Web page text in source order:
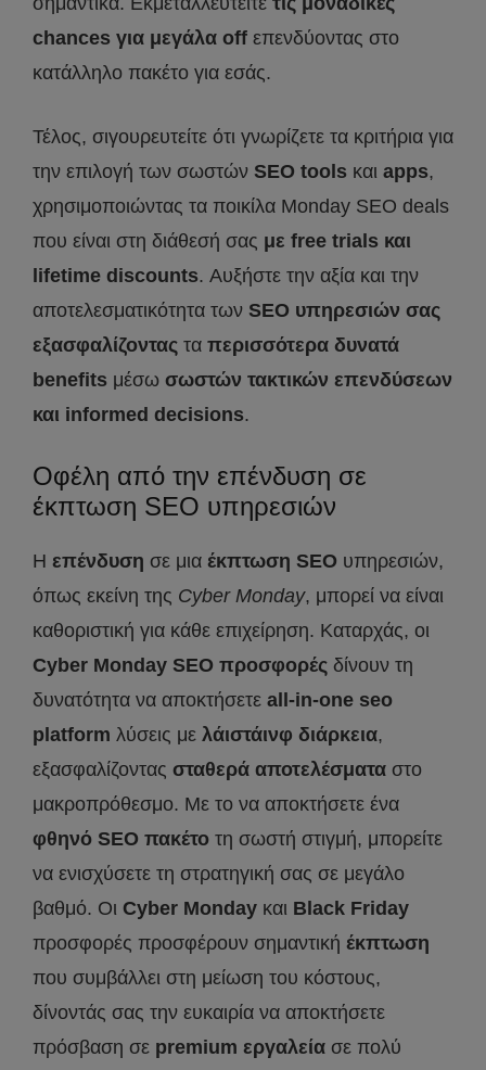
chances για μεγάλα off επενδύοντας στο
κατάλληλο πακέτο για εσάς.
Τέλος, σιγουρευτείτε ότι γνωρίζετε τα κριτήρια για
την επιλογή των σωστών SEO tools και apps,
χρησιμοποιώντας τα ποικίλα Monday SEO deals
που είναι στη διάθεσή σας με free trials και
lifetime discounts. Αυξήστε την αξία και την
αποτελεσματικότητα των SEO υπηρεσιών σας
εξασφαλίζοντας τα περισσότερα δυνατά
benefits μέσω σωστών τακτικών επενδύσεων
και informed decisions.
Οφέλη από την επένδυση σε
έκπτωση SEO υπηρεσιών
Η επένδυση σε μια έκπτωση SEO υπηρεσιών,
όπως εκείνη της CyberMonday, μπορεί να είναι
καθοριστική για κάθε επιχείρηση. Καταρχάς, οι
Cyber Monday SEO προσφορές δίνουν τη
δυνατότητα να αποκτήσετε all -in-one seo
platform λύσεις με λάιστάινφ διάρκεια,
εξασφαλίζοντας σταθερά αποτελέσματα στο
μακροπρόθεσμο. Με το να αποκτήσετε ένα
φθηνό SEO πακέτο τη σωστή στιγμή, μπορείτε
να ενισχύσετε τη στρατηγική σας σε μεγάλο
βαθμό. Οι Cyber Monday και Black Friday
προσφορές προσφέρουν σημαντική έκπτωση
που συμβάλλει στη μείωση του κόστους,
δίνοντάς σας την ευκαιρία να αποκτήσετε
πρόσβαση σε premium εργαλεία σε πολύ